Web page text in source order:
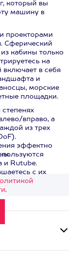
который вы
машину в
проекторами
Сферический
кабины только
на
включает в себя
и
морские
площадки.
степенях
вправо, а
из трех
эффектно
>
и Rutube.
с их
.